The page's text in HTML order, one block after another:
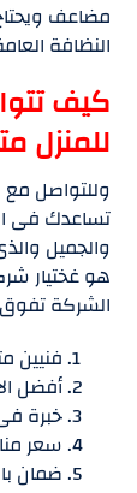
مضاعف
النظافة
كيف
للمنزل
وللتواصل مع
تساعدك فى
والجميل
هو غختيار
الشركة
فنيين
أفضل
خبرة
سعر
ضمان